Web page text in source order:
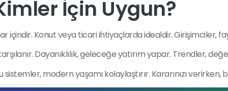
İçin Uygun?
içindir. Konut veya ticari ihtiyaçlarda idealdir. Girişimciler,
Dayanıklılık, geleceğe yatırım yapar. Trendler,
modern yaşamı kolaylaştırır. Kararınızı verirken,